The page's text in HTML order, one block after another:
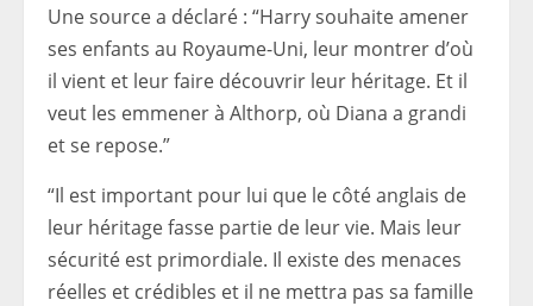
Une source a déclaré : “Harry souhaite amener
ses enfants au Royaume-Uni, leur montrer d’où
il vient et leur faire découvrir leur héritage. Et il
veut les emmener à Althorp, où Diana a grandi
et se repose.”
“Il est important pour lui que le côté anglais de
leur héritage fasse partie de leur vie. Mais leur
sécurité est primordiale. Il existe des menaces
réelles et crédibles et il ne mettra pas sa famille